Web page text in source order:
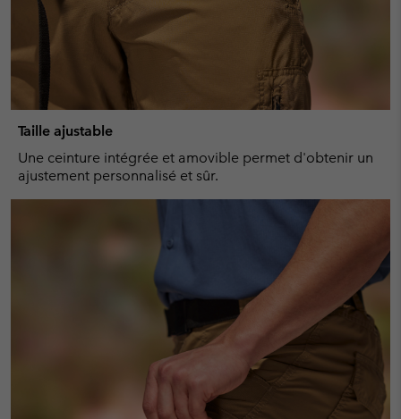
Taille ajustable
Une ceinture intégrée et amovible permet d'obtenir un
ajustement personnalisé et sûr.